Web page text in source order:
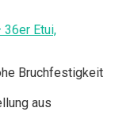
36er Etui,
Bruchfestigkeit
aus